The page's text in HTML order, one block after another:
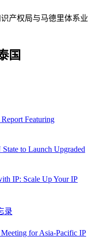
产权局与马德里体系业
国
Featuring
to Launch Upgraded
IP: Scale Up Your IP
录
for Asia-Pacific IP